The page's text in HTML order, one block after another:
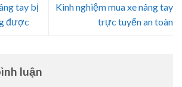
tay bị
được
Kinh nghiệm mua xe nâng tay
trực tuyến an toàn
luận